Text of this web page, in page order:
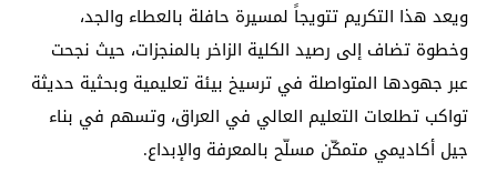
ويعد هذا التكريم تتويجاً لمسيرة حافلة بالعطاء والجد،
وخطوة تضاف إلى رصيد الكلية الزاخر بالمنجزات، حيث نجحت
عبر جهودها المتواصلة في ترسيخ بيئة تعليمية وبحثية حديثة
تواكب تطلعات التعليم العالي في العراق، وتسهم في بناء
جيل أكاديمي متمكّن مسلّح بالمعرفة والإبداع.